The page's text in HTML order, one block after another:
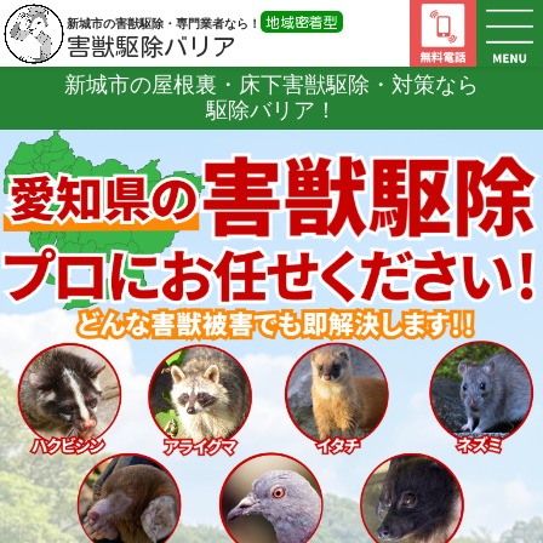
新城市の害獣駆除・専門業者なら！ 地域密着型
害獣駆除バリア
新城市の屋根裏・床下害獣駆除・対策なら
駆除バリア！